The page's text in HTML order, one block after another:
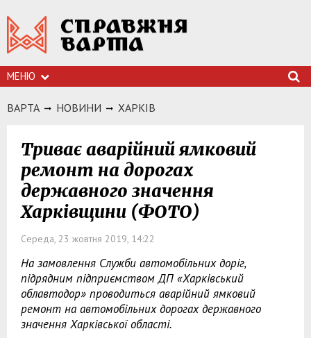
МЕНЮ
ВАРТА НОВИНИ ХАРКIВ
Триває аварійний ямковий
ремонт на дорогах
державного значення
Харківщини (ФОТО)
Середа, 23 жовтня 2019, 14:22
На замовлення Служби автомобільних доріг,
підрядним підприємством ДП «Харківський
облавтодор» проводиться аварійний ямковий
ремонт на автомобільних дорогах державного
значення Харківської області.